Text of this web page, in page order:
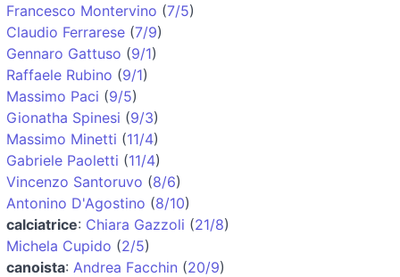
Francesco Montervino (7/5)
Claudio Ferrarese (7/9)
Gennaro Gattuso (9/1)
Raffaele Rubino (9/1)
Massimo Paci (9/5)
Gionatha Spinesi (9/3)
Massimo Minetti (11/4)
Gabriele Paoletti (11/4)
Vincenzo Santoruvo (8/6)
Antonino D'Agostino (8/10)
calciatrice: Chiara Gazzoli (21/8)
Michela Cupido (2/5)
canoista: Andrea Facchin (20/9)